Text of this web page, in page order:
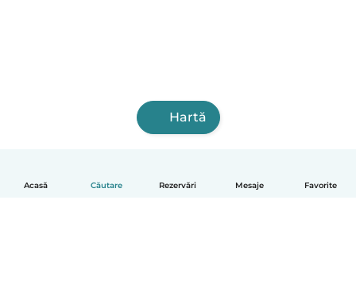
Acasă Căutare Rezervări Mesaje Favorite
Hartă